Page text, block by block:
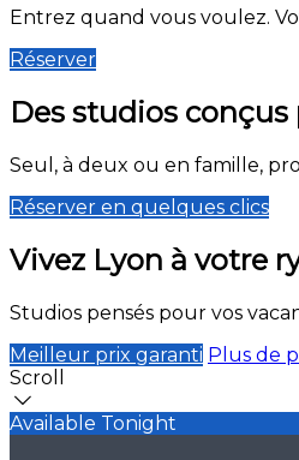
Entrez quand vous voulez.
Réserver
Des studios
Seul, à deux ou en famille,
Réserver en quelques clics
Vivez Lyon à votre
Studios pensés pour vos
Meilleur prix garanti Plus de
Scroll
Available Tonight